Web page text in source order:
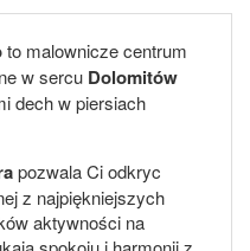
to malownicze centrum
w sercu Dolomitów
dech w piersiach
pozwala Ci odkryc
z najpiękniejszych
aktywności na